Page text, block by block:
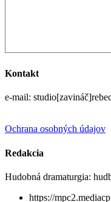
Kontakt
e-mail:
Ochrana osobných údajov
Redakcia
Hudobná dramaturgia:
https://